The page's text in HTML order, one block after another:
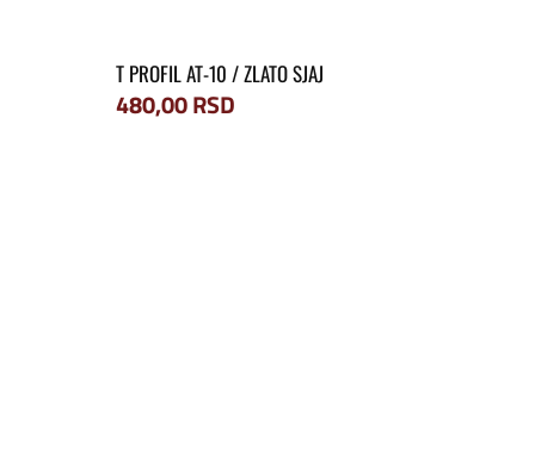
T PROFIL AT-10 / ZLATO SJAJ
480,00RSD